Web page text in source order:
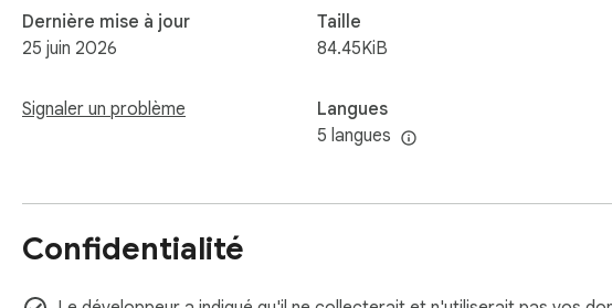
Dernière mise à jour
25 juin 2026
Signaler un problème
Taille
84.45KiB
Langues
5 langues
Confidentialité